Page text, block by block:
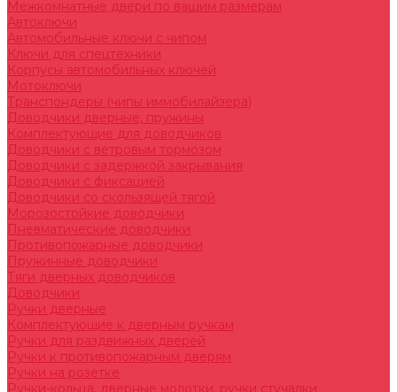
Межкомнатные двери по вашим размерам
Автоключи
Автомобильные ключи с чипом
Ключи для спецтехники
Корпусы автомобильных ключей
Мотоключи
Транспондеры (чипы иммобилайзера)
Доводчики дверные, пружины
Комплектующие для доводчиков
Доводчики с ветровым тормозом
Доводчики с задержкой закрывания
Доводчики с фиксацией
Доводчики со скользящей тягой
Морозостойкие доводчики
Пневматические доводчики
Противопожарные доводчики
Пружинные доводчики
Тяги дверных доводчиков
Доводчики
Ручки дверные
Комплектующие к дверным ручкам
Ручки для раздвижных дверей
Ручки к противопожарным дверям
Ручки на розетке
Ручки-кольца, дверные молотки, ручки стучалки